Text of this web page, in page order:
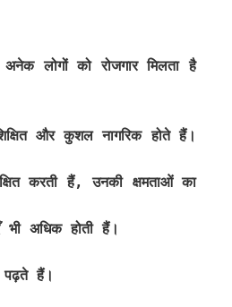
लोगों को रोजगार मिलता है
और कुशल नागरिक होते हैं।
करती हैं, उनकी क्षमताओं का
अधिक होती हैं।
पढ़ते हैं।